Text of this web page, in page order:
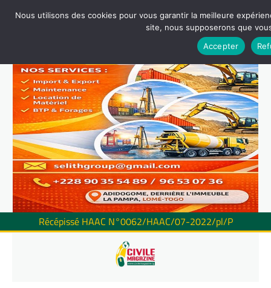
Récépissé HAAC N°0062/HAAC/07-2022/pl/P
Nous utilisons des cookies pour vous garantir la meilleure
site, nous supposerons que
Accepter